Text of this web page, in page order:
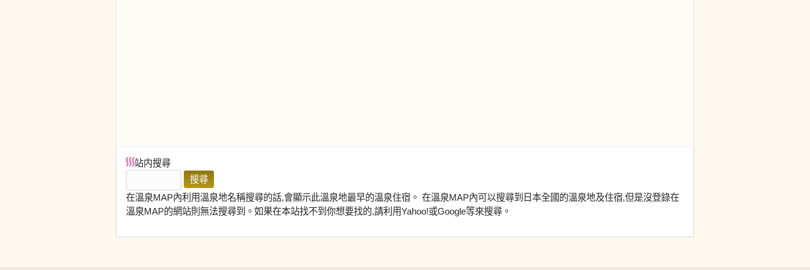
站内搜尋
在溫泉MAP內利用溫泉地名稱搜尋的話,會顯示此溫泉地最早的溫泉住宿。 在溫泉MAP內可以搜尋到日本全國的溫泉地及住宿,但是沒登錄在
溫泉MAP的網站則無法搜尋到。如果在本站找不到你想要找的,請利用Yahoo!或Google等來搜尋。